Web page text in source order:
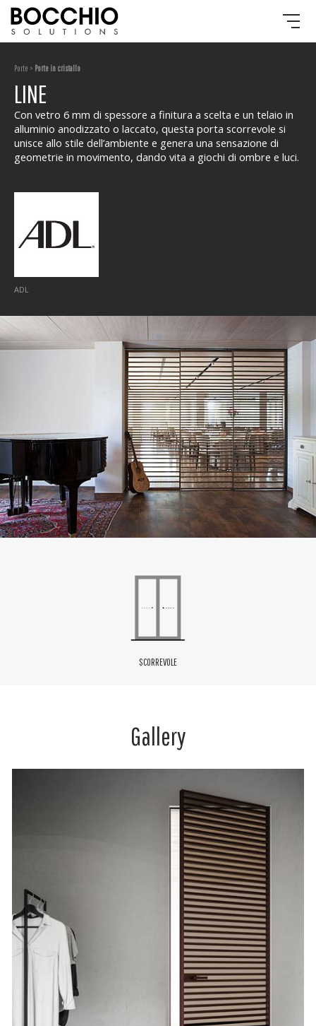
Porte > Porte in cristallo
LINE
Con vetro 6 mm di spessore a finitura a scelta e un telaio in
alluminio anodizzato o laccato, questa porta scorrevole si
unisce allo stile dell’ambiente e genera una sensazione di
geometrie in movimento, dando vita a giochi di ombre e luci.
ADL
SCORREVOLE
Gallery